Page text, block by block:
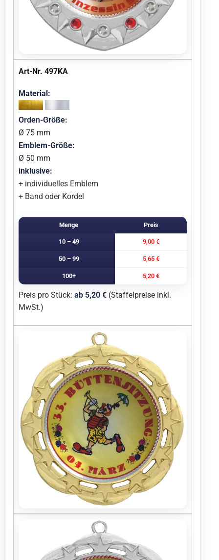
Art-Nr. 497KA
Material:
Orden-Größe:
Ø 75 mm
Emblem-Größe:
Ø 50 mm
inklusive:
+ individuelles Emblem
+ Band oder Kordel
Menge Preis
10 – 49 9,00 €
50 – 99 5,65 €
100+ 5,20 €
Preis pro Stück: ab 5,20 € (Staffelpreise inkl.
MwSt.)